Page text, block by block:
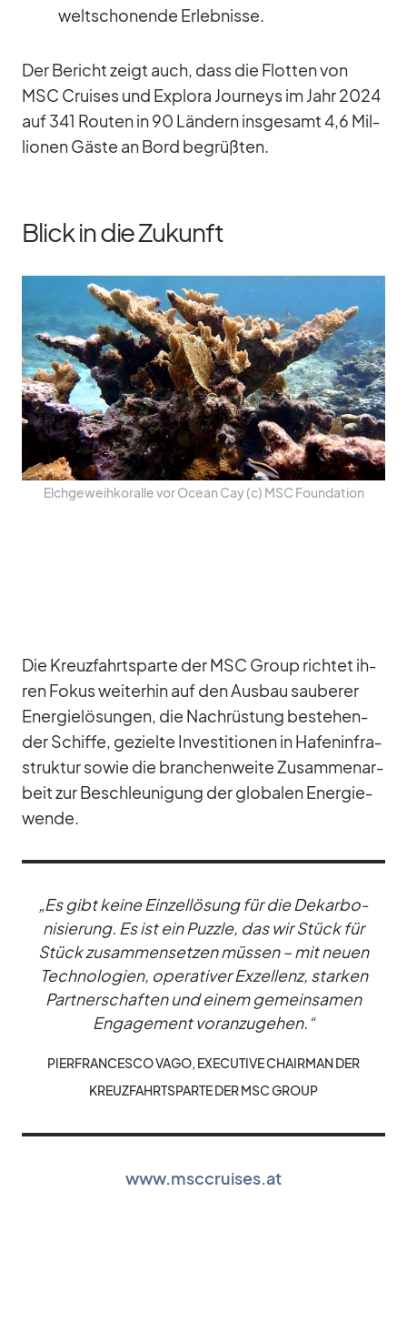
welt­scho­nende Er­leb­nisse.
Der Be­richt zeigt auch, dass die Flot­ten von
MSC Crui­ses und Ex­plora Jour­neys im Jahr 2024
auf 341 Rou­ten in 90 Län­dern ins­ge­samt 4,6 Mil­
lio­nen Gäste an Bord be­grüß­ten.
Blick in die Zukunft
Elch­ge­weih­ko­ralle vor Ocean Cay (c) MSC Foun­da­tion
Die Kreuz­fahrts­parte der MSC Group rich­tet ih­
ren Fo­kus wei­ter­hin auf den Aus­bau sau­be­rer
En­er­gie­lö­sun­gen, die Nach­rüs­tung be­stehen­
der Schiffe, ge­zielte In­ves­ti­tio­nen in Ha­fen­in­fra­
struk­tur so­wie die bran­chen­weite Zu­sam­men­ar­
beit zur Be­schleu­ni­gung der glo­ba­len En­er­gie­
wende.
„Es gibt keine Ein­zel­lö­sung für die De­kar­bo­
ni­sie­rung. Es ist ein Puz­zle, das wir Stück für
Stück zu­sam­men­set­zen müs­sen – mit neuen
Tech­no­lo­gien, ope­ra­ti­ver Ex­zel­lenz, star­ken
Part­ner­schaf­ten und ei­nem ge­mein­sa­men
En­ga­ge­ment vor­an­zu­ge­hen.“
PIER­FRAN­CESCO VAGO, EXE­CU­TIVE CHAIR­MAN DER
KREUZ­FAHRTS­PARTE DER MSC GROUP
www.msccruises.at